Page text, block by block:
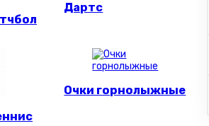
Дартс
Очки горнолыжные